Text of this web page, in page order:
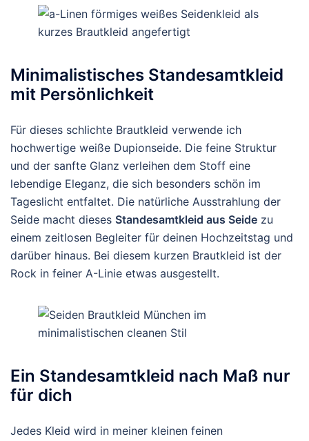
Minimalistisches Standesamtkleid
mit Persönlichkeit
Für dieses schlichte Brautkleid verwende ich
hochwertige weiße Dupionseide. Die feine Struktur
und der sanfte Glanz verleihen dem Stoff eine
lebendige Eleganz, die sich besonders schön im
Tageslicht entfaltet. Die natürliche Ausstrahlung der
Seide macht dieses Standesamtkleid aus Seide zu
einem zeitlosen Begleiter für deinen Hochzeitstag und
darüber hinaus. Bei diesem kurzen Brautkleid ist der
Rock in feiner A-Linie etwas ausgestellt.
Ein Standesamtkleid nach Maß nur
für dich
Jedes Kleid wird in meiner kleinen feinen